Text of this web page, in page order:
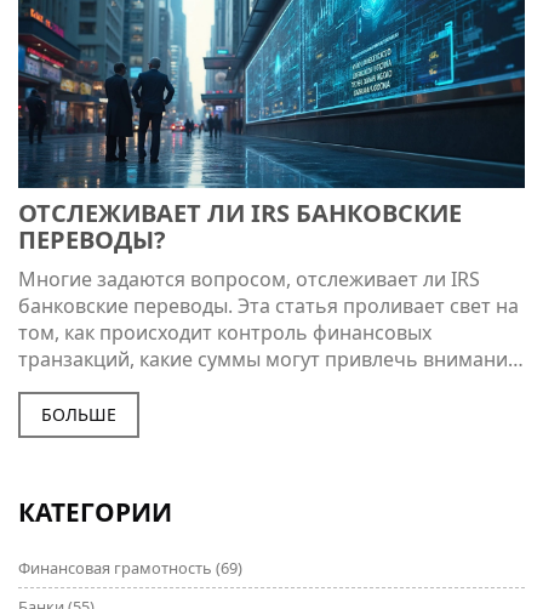
ОТСЛЕЖИВАЕТ ЛИ IRS БАНКОВСКИЕ
ПЕРЕВОДЫ?
Многие задаются вопросом, отслеживает ли IRS
банковские переводы. Эта статья проливает свет на
том, как происходит контроль финансовых
транзакций, какие суммы могут привлечь внимание
налоговых органов, и на что нужно обратить
внимание при переводе денег. В эпоху цифровых
финансовых операций важно понимать, как
интересные факты о финансовой безопасности.
БОЛЬШЕ
КАТЕГОРИИ
Финансовая грамотность (69)